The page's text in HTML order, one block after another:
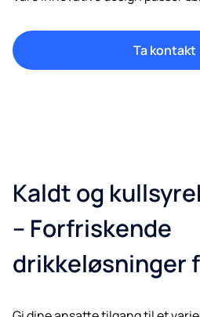
Ta kontakt
Kaldt og
– Forfriskende
drikkeløsninger